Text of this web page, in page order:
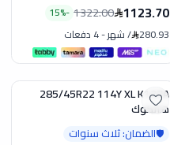
1123.70
1322.00
-
15%
280.93
/شهر-4 دفعات
تخفيض285/45R22 114Y XL K137A
هانكوك
🛡️الضمان: ثلاث سنوات